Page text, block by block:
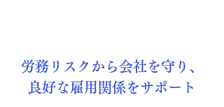
労務リスクから会社を守り、
良好な雇用関係をサポート